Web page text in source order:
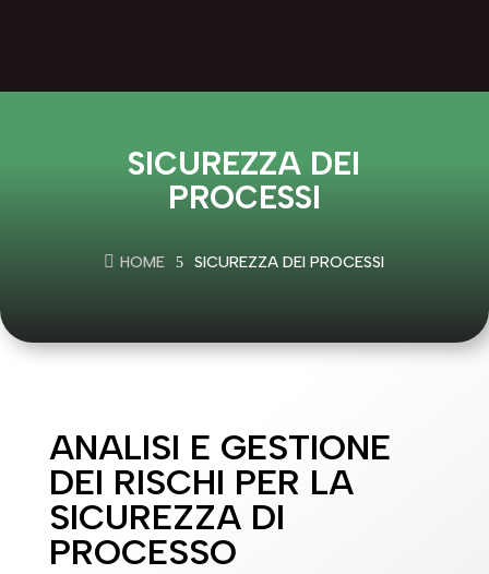
SICUREZZA DEI
PROCESSI
 HOME 5 SICUREZZA DEI PROCESSI
ANALISI E GESTIONE
DEI RISCHI PER LA
SICUREZZA DI
PROCESSO